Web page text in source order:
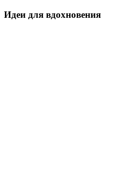
Идеи для вдохновения